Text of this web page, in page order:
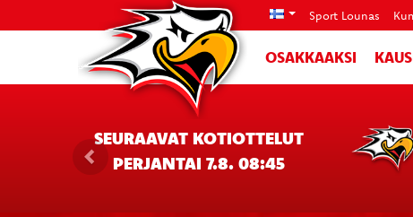
Sport Lounas
OSAKKAAKSI
SEURAAVAT KOTIOTTELUT
PERJANTAI 7.8. 08:45